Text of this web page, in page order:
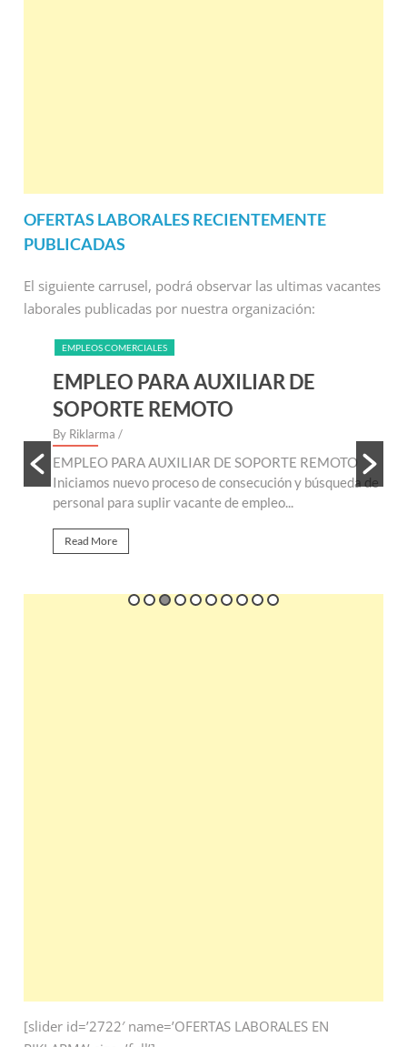
OFERTAS LABORALES RECIENTEMENTE
PUBLICADAS
El siguiente carrusel, podrá observar las ultimas vacantes
laborales publicadas por nuestra organización:
EMPLEOS COMERCIALES
EMPLEO PARA AUXILIAR DE
SOPORTE REMOTO
By Riklarma/
EMPLEO PARA AUXILIAR DE SOPORTE REMOTO
Iniciamos nuevo proceso de consecución y búsqueda de
personal para suplir vacante de empleo...
Read More
[slider id=’2722′ name=’OFERTAS LABORALES EN